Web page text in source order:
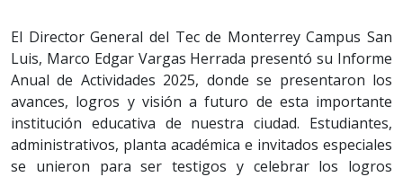
El Director General del Tec de Monterrey Campus San
Luis, Marco Edgar Vargas Herrada presentó su Informe
Anual de Actividades 2025, donde se presentaron los
avances, logros y visión a futuro de esta importante
institución educativa de nuestra ciudad. Estudiantes,
administrativos, planta académica e invitados especiales
se unieron para ser testigos y celebrar los logros